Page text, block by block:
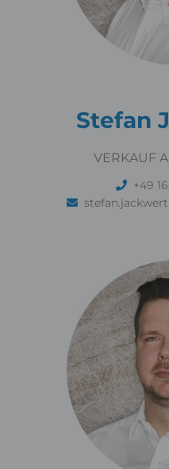
Stefan
VERKAUF
+49